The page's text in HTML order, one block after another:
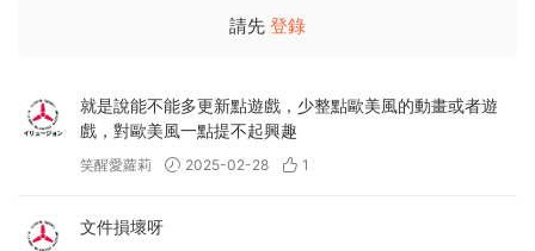
請先 登錄
就是說能不能多更新點遊戲，少整點歐美風的動畫或者遊
戲，對歐美風一點提不起興趣
笑醒愛蘿莉 2025-02-28 1
文件損壞呀